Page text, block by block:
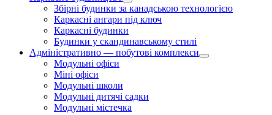
Збірні будинки за канадською технологією
Каркасні ангари під ключ
Каркасні будинки
Будинки у скандинавському стилі
Адміністративно — побутові комплекси
Модульні офіси
Міні офіси
Модульні школи
Модульні дитячі садки
Модульні містечка